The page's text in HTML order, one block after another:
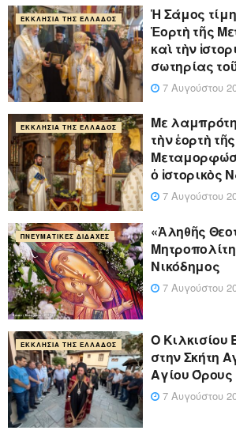
ΕΚΚΛΗΣΊΑ ΤΗΣ ΕΛΛΆΔΟΣ
Ἡ Σάμος
Ἑορτὴ τῆς
καὶ τὴν
σωτηρίας
7 Αυγούστου
ΕΚΚΛΗΣΊΑ ΤΗΣ ΕΛΛΆΔΟΣ
Με
τὴν ἑορτὴ τῆς
ὁ ἱστορικὸς
7 Αυγούστου
ΠΝΕΥΜΑΤΙΚΈΣ ΔΙΔΑΧΈΣ
«Ἀληθῆς
Νικόδημος
7 Αυγούστου
ΕΚΚΛΗΣΊΑ ΤΗΣ ΕΛΛΆΔΟΣ
Ο
στην Σκήτη
Αγίου Όρους
7 Αυγούστου